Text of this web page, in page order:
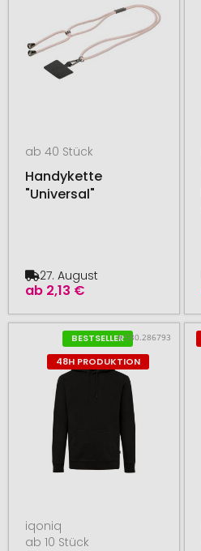
ab 40 Stück
Handykette
"Universal"
ab 2,13 €
27. August
BESTSELLER
48H PRODUKTION
# 580.286793
iqoniq
ab 10 Stück